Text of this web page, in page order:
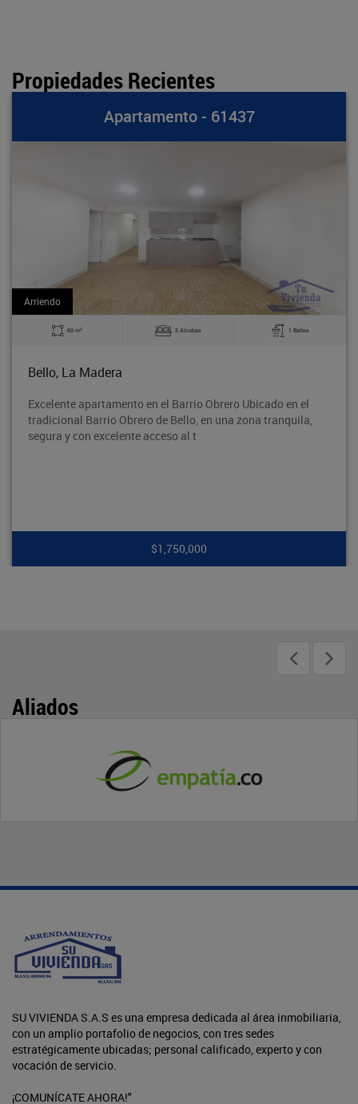
Propiedades Recientes
Apartamento - 61437
en el Barrio Obrero Ubicado en el
Obrero de Bello, en una zona tranquila,
excelente acceso al t
Arriendo
Ubicado
vías
Aliados
SU VIVIENDA S.A.S es una empresa dedicada al área inmobiliaria,
con un amplio portafolio de negocios, con tres sedes
estratégicamente ubicadas; personal calificado, experto y con
vocación de servicio.
¡COMUNÍCATE AHORA!"